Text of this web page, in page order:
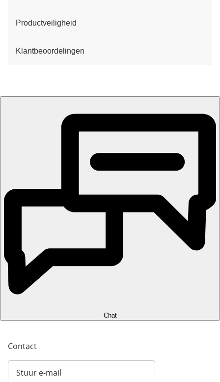
Productveiligheid
Klantbeoordelingen
Chat
Contact
Stuur e-mail
Opent e-mailclient